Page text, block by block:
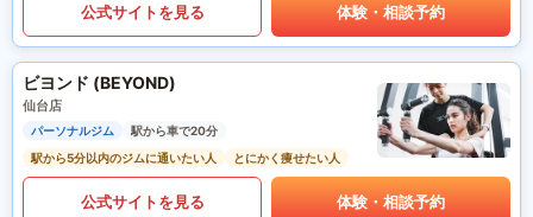
公式サイトを見る 体験・相談予約
ビヨンド (BEYOND)
仙台店
パーソナルジム
駅から車で20分
駅から5分以内のジムに通いたい人
とにかく痩せたい人
公式サイトを見る 体験・相談予約